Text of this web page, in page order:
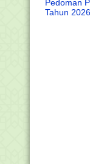
Pedoman
Tahun 2026